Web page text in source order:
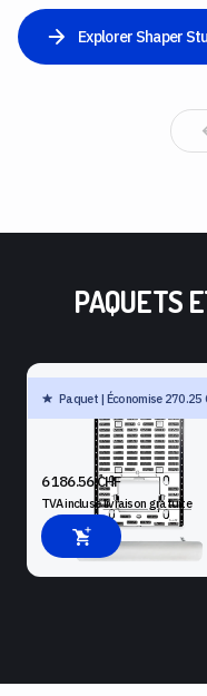
Explorer Shaper
PAQUETS
SHAPER ORIGIN +
D'AGRANDISSEMENT DE
GUIDAGE
6 186.56 CHF
TVA incluselivraison gratuite
Paquet | Économise 270.25